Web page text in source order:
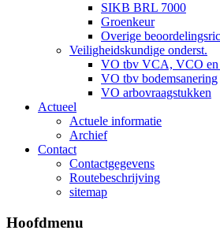
SIKB BRL 7000
Groenkeur
Overige
Veiligheidskundige onderst.
VO tbv VCA, VCO
VO tbv bodemsanering
VO arbovraagstukken
Actueel
Actuele informatie
Archief
Contact
Contactgegevens
Routebeschrijving
sitemap
Hoofdmenu